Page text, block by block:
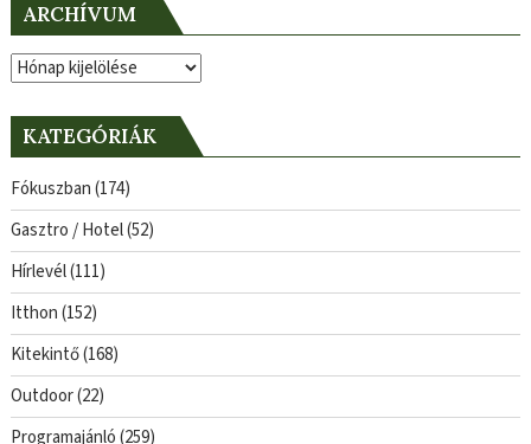
ARCHÍVUM
Archívum
KATEGÓRIÁK
Fókuszban(174)
Gasztro / Hotel(52)
Hírlevél(111)
Itthon(152)
Kitekintő(168)
Outdoor(22)
Programajánló(259)